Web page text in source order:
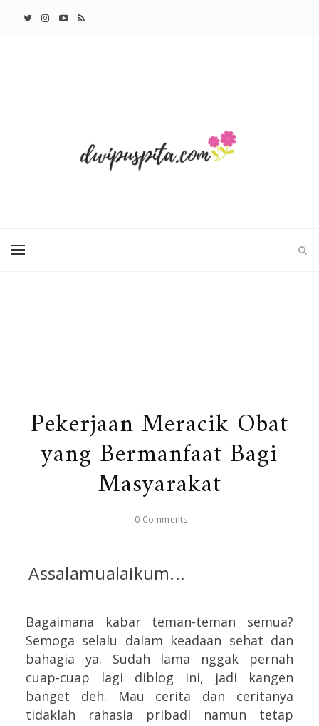
Pekerjaan Meracik Obat
yang Bermanfaat Bagi
Masyarakat
0 Comments
Assalamualaikum...
Bagaimana kabar teman-teman semua?
Semoga selalu dalam keadaan sehat dan
bahagia ya. Sudah lama nggak pernah
cuap-cuap lagi diblog ini, jadi kangen
banget deh. Mau cerita dan ceritanya
tidaklah rahasia pribadi namun tetap